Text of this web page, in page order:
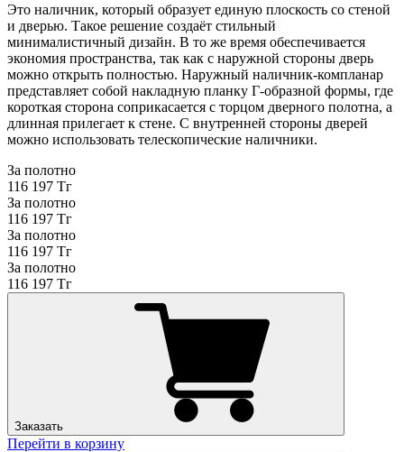
Это наличник, который образует единую плоскость со стеной
и дверью. Такое решение создаёт стильный
минималистичный дизайн. В то же время обеспечивается
экономия пространства, так как с наружной стороны дверь
можно открыть полностью. Наружный наличник-компланар
представляет собой накладную планку Г-образной формы, где
короткая сторона соприкасается с торцом дверного полотна, а
длинная прилегает к стене. С внутренней стороны дверей
можно использовать телескопические наличники.
За полотно
116 197 Тг
За полотно
116 197 Тг
За полотно
116 197 Тг
За полотно
116 197 Тг
Заказать
Перейти в корзину